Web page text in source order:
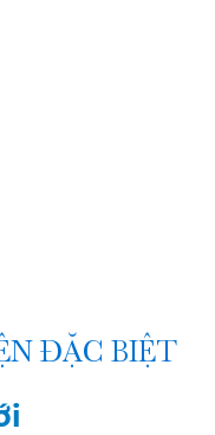
ĐẶC BIỆT